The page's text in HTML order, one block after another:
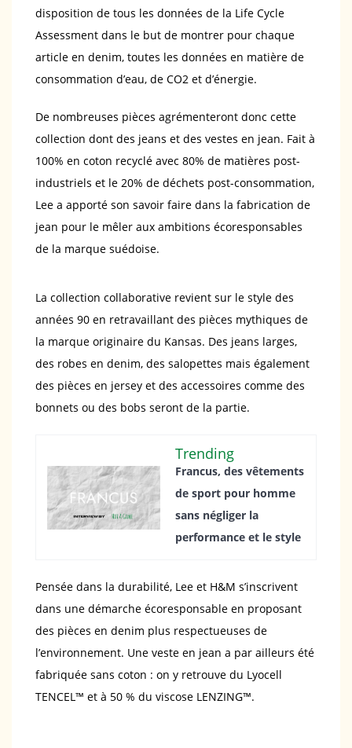
disposition de tous les données de la Life Cycle
Assessment dans le but de montrer pour chaque
article en denim, toutes les données en matière de
consommation d’eau, de CO2 et d’énergie.
De nombreuses pièces agrémenteront donc cette
collection dont des jeans et des vestes en jean. Fait à
100% en coton recyclé avec 80% de matières post-
industriels et le 20% de déchets post-consommation,
Lee a apporté son savoir faire dans la fabrication de
jean pour le mêler aux ambitions écoresponsables
de la marque suédoise.
La collection collaborative revient sur le style des
années 90 en retravaillant des pièces mythiques de
la marque originaire du Kansas. Des jeans larges,
des robes en denim, des salopettes mais également
des pièces en jersey et des accessoires comme des
bonnets ou des bobs seront de la partie.
Trending
Francus, des vêtements
de sport pour homme
sans négliger la
performance et le style
Pensée dans la durabilité, Lee et H&M s’inscrivent
dans une démarche écoresponsable en proposant
des pièces en denim plus respectueuses de
l’environnement. Une veste en jean a par ailleurs été
fabriquée sans coton : on y retrouve du Lyocell
TENCEL™ et à 50 % du viscose LENZING™.